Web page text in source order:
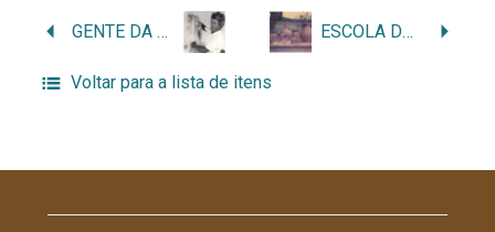
GENTE DA TERRA ESCOLA DA TERRA
Voltar para a lista de itens